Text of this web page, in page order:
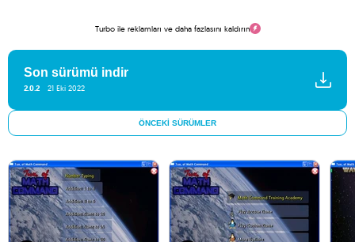
Turbo ile reklamları ve daha fazlasını kaldırın
Son sürümü indir
2.0.2 21 Eki 2022
ÖNCEKI SÜRÜMLER